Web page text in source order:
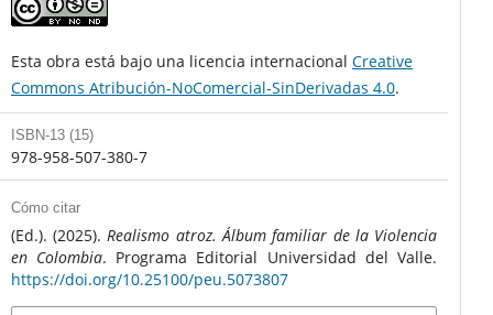
Esta obra está bajo una licencia internacional Creative
Commons Atribución-NoComercial-SinDerivadas 4.0.
ISBN-13 (15)
978-958-507-380-7
Cómo citar
(Ed.). (2025).Realismo atroz. Álbum familiar de la Violencia
en Colombia. Programa Editorial Universidad del Valle.
https://doi.org/10.25100/peu.5073807